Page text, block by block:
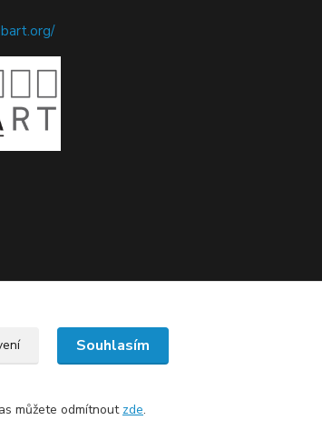
sběr cookies.Souhlasím
můžete odmítnout zde.